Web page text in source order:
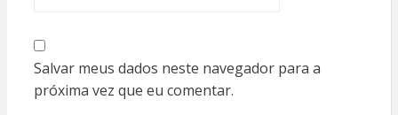
Salvar meus dados neste navegador para a
próxima vez que eu comentar.